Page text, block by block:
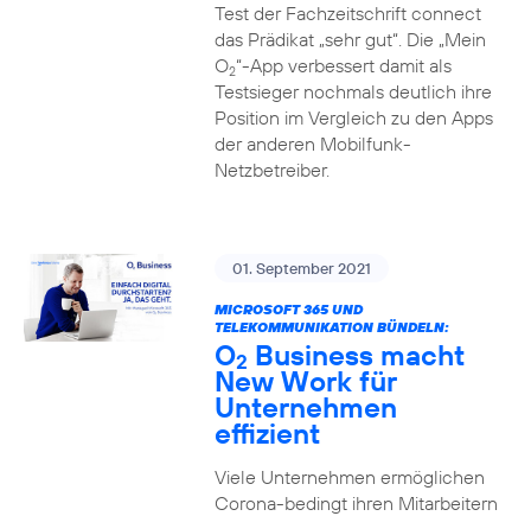
Test der Fachzeitschrift connect
das Prädikat „sehr gut“. Die „Mein
O2“-App verbessert damit als
Testsieger nochmals deutlich ihre
Position im Vergleich zu den Apps
der anderen Mobilfunk-
Netzbetreiber.
01. September 2021
MICROSOFT 365 UND
TELEKOMMUNIKATION BÜNDELN:
O2 Business macht
New Work für
Unternehmen
effizient
Viele Unternehmen ermöglichen
Corona-bedingt ihren Mitarbeitern